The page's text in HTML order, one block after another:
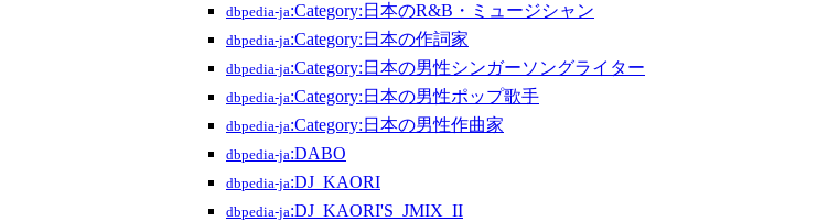
dbpedia-ja:Category:日本のR&B・ミュージシャン
dbpedia-ja:Category:日本の作詞家
dbpedia-ja:Category:日本の男性シンガーソングライター
dbpedia-ja:Category:日本の男性ポップ歌手
dbpedia-ja:Category:日本の男性作曲家
dbpedia-ja:DABO
dbpedia-ja:DJ_KAORI
dbpedia-ja:DJ_KAORI'S_JMIX_II